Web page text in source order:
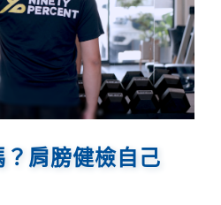
肩膀健檢自己